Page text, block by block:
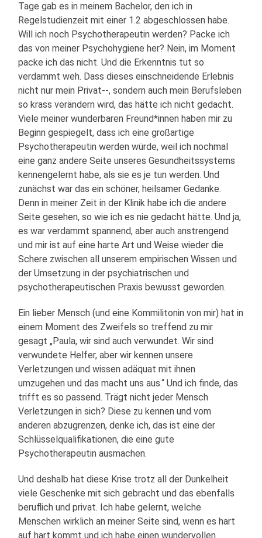
Tage gab es in meinem Bachelor, den ich in
Regelstudienzeit mit einer 1.2 abgeschlossen habe.
Will ich noch Psychotherapeutin werden? Packe ich
das von meiner Psychohygiene her? Nein, im Moment
packe ich das nicht. Und die Erkenntnis tut so
verdammt weh. Dass dieses einschneidende Erlebnis
nicht nur mein Privat-­‐, sondern auch mein Berufsleben
so krass verändern wird, das hätte ich nicht gedacht.
Viele meiner wunderbaren Freund*innen haben mir zu
Beginn gespiegelt, dass ich eine großartige
Psychotherapeutin werden würde, weil ich nochmal
eine ganz andere Seite unseres Gesundheitssystems
kennengelernt habe, als sie es je tun werden. Und
zunächst war das ein schöner, heilsamer Gedanke.
Denn in meiner Zeit in der Klinik habe ich die andere
Seite gesehen, so wie ich es nie gedacht hätte. Und ja,
es war verdammt spannend, aber auch anstrengend
und mir ist auf eine harte Art und Weise wieder die
Schere zwischen all unserem empirischen Wissen und
der Umsetzung in der psychiatrischen und
psychotherapeutischen Praxis bewusst geworden.
Ein lieber Mensch (und eine Kommilitonin von mir) hat in
einem Moment des Zweifels so treffend zu mir
gesagt „Paula, wir sind auch verwundet. Wir sind
verwundete Helfer, aber wir kennen unsere
Verletzungen und wissen adäquat mit ihnen
umzugehen und das macht uns aus.“ Und ich finde, das
trifft es so passend. Trägt nicht jeder Mensch
Verletzungen in sich? Diese zu kennen und vom
anderen abzugrenzen, denke ich, das ist eine der
Schlüsselqualifikationen, die eine gute
Psychotherapeutin ausmachen.
Und deshalb hat diese Krise trotz all der Dunkelheit
viele Geschenke mit sich gebracht und das ebenfalls
beruflich und privat. Ich habe gelernt, welche
Menschen wirklich an meiner Seite sind, wenn es hart
auf hart kommt und ich habe einen wundervollen